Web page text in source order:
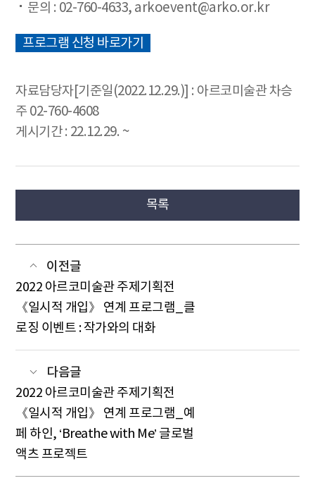
문의 : 02-760-4633, arkoevent@arko.or.kr
프로그램 신청 바로가기
자료담당자[기준일(2022.12.29.)] : 아르코미술관 차승
주 02-760-4608
게시기간 : 22.12.29. ~
목록
이전글
2022 아르코미술관 주제기획전
《일시적 개입》 연계 프로그램_클
로징 이벤트 : 작가와의 대화
다음글
2022 아르코미술관 주제기획전
《일시적 개입》 연계 프로그램_예
페 하인, ‘Breathe with Me’ 글로벌
액츠 프로젝트